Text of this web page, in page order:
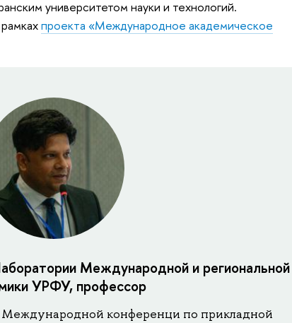
университетом науки и технологий.
проекта «Международное академическое
Международной и региональной
УРФУ, профессор
конференци по прикладной